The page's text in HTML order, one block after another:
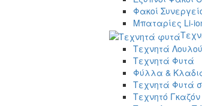
Φακοί
Μπαταρίες Li-
Τεχνητά
Τεχνητά Φυτά
Φύλλα &
Τεχνητά Φυτά
Τεχνητό